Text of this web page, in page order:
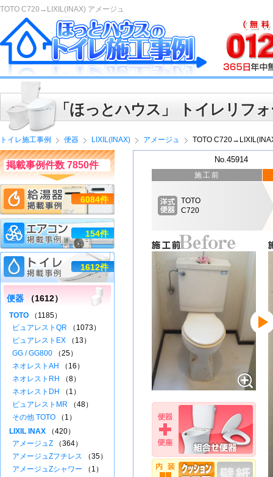
TOTO C720→LIXIL(INAX) アメージュ
「ほっとハウス」 トイレリフ
トイレ施工事例 便器 LIXIL(INAX) アメージュ TOTO
No.45914
施工前
TOTO
C720
掲載事例件数 7850件
6084件
154件
1612件
便器 （1612）
TOTO （1185）
ピュアレストQR （1073）
ピュアレストEX （13）
GG / GG800 （25）
ネオレストAH
（16）
ネオレストRH
（8）
ネオレストDH
（1）
ピュアレストMR （48）
その他 TOTO （1）
LIXIL INAX （420）
アメージュZ （364）
アメージュZフチレス （35）
アメージュZシャワー （1）